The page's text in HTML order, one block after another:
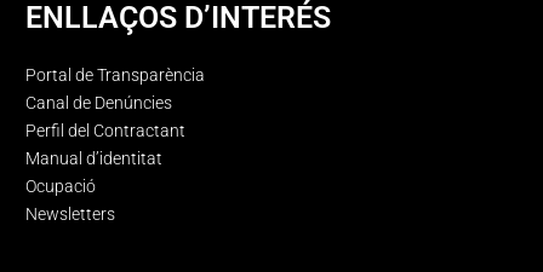
ENLLAÇOS D’INTERÉS
Portal de Transparència
Canal de Denúncies
Perfil del Contractant
Manual d’identitat
Ocupació
Newsletters